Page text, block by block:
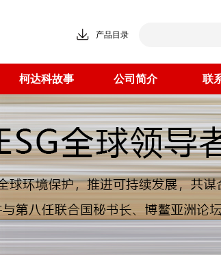
产品目录
柯达科故事 公司简介 联